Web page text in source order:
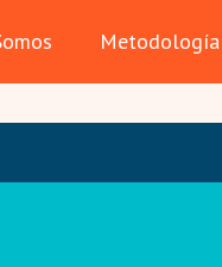
Metodología